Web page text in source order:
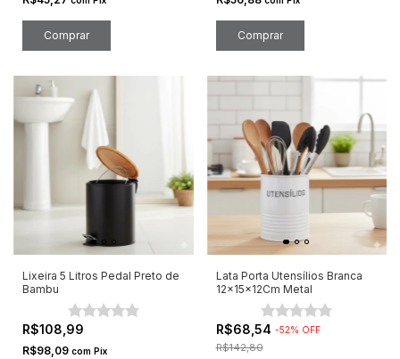
Lixeira 5 Litros Pedal Preto de
Bambu
R$108,99
R$98,09 com Pix
Lata Porta Utensílios Branca
12x15x12Cm Metal
R$68,54 -52% OFF
R$142,80